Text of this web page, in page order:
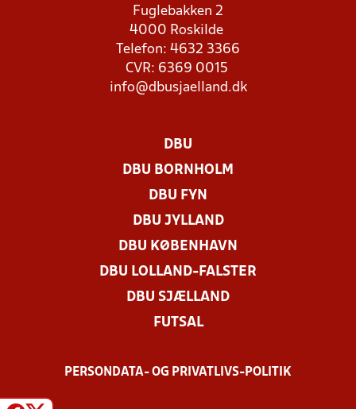
Fuglebakken 2
4000 Roskilde
Telefon: 4632 3366
CVR: 6369 0015
info@dbusjaelland.dk
DBU
DBU BORNHOLM
DBU FYN
DBU JYLLAND
DBU KØBENHAVN
DBU LOLLAND-FALSTER
DBU SJÆLLAND
FUTSAL
PERSONDATA- OG PRIVATLIVS-POLITIK